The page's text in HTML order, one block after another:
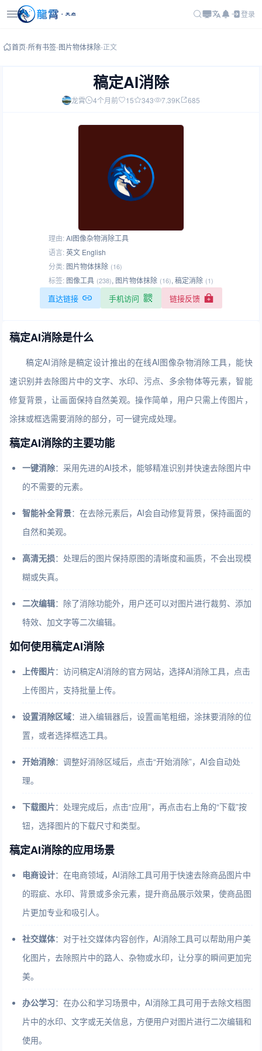
登录
首页-所有书签-图片物体抹除-正文
稿定AI消除
龙霄 4个月前 15 343 7.39K 685
理由:AI图像杂物消除工具
语言:英文 English
分类: 图片物体抹除 (16)
标签: 图像工具 (238), 图片物体抹除 (16), 稿定消除 (1)
直达链接 手机访问 链接反馈
稿定AI消除是什么
稿定AI消除是稿定设计推出的在线AI图像杂物消除工具，能快
速识别并去除图片中的文字、水印、污点、多余物体等元素，智能
修复背景，让画面保持自然美观。操作简单，用户只需上传图片，
涂抹或框选需要消除的部分，可一键完成处理。
稿定AI消除的主要功能
一键消除：采用先进的AI技术，能够精准识别并快速去除图片中
的不需要的元素。
智能补全背景：在去除元素后，AI会自动修复背景，保持画面的
自然和美观。
高清无损：处理后的图片保持原图的清晰度和画质，不会出现模
糊或失真。
二次编辑：除了消除功能外，用户还可以对图片进行裁剪、添加
特效、加文字等二次编辑。
如何使用稿定AI消除
上传图片：访问稿定AI消除的官方网站，选择AI消除工具，点击
上传图片，支持批量上传。
设置消除区域：进入编辑器后，设置画笔粗细，涂抹要消除的位
置，或者选择框选工具。
开始消除：调整好消除区域后，点击“开始消除”，AI会自动处
理。
下载图片：处理完成后，点击“应用”，再点击右上角的“下载”按
钮，选择图片的下载尺寸和类型。
稿定AI消除的应用场景
电商设计：在电商领域，AI消除工具可用于快速去除商品图片中
的瑕疵、水印、背景或多余元素，提升商品展示效果，使商品图
片更加专业和吸引人。
社交媒体：对于社交媒体内容创作，AI消除工具可以帮助用户美
化图片，去除照片中的路人、杂物或水印，让分享的瞬间更加完
美。
办公学习：在办公和学习场景中，AI消除工具可用于去除文档图
片中的水印、文字或无关信息，方便用户对图片进行二次编辑和
使用。